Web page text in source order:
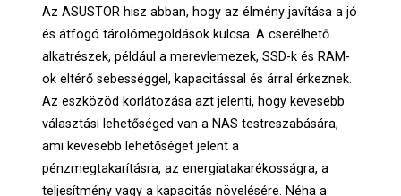
Az ASUSTOR hisz abban, hogy az élmény javítása a jó
és átfogó tárolómegoldások kulcsa. A cserélhető
alkatrészek, például a merevlemezek, SSD-k és RAM-
ok eltérő sebességgel, kapacitással és árral érkeznek.
Az eszközöd korlátozása azt jelenti, hogy kevesebb
választási lehetőséged van a NAS testreszabására,
ami kevesebb lehetőséget jelent a
pénzmegtakarításra, az energiatakarékosságra, a
teljesítmény vagy a kapacitás növelésére. Néha a